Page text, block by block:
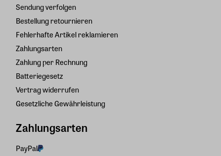
Sendung verfolgen
Bestellung retournieren
Fehlerhafte Artikel reklamieren
Zahlungsarten
Zahlung per Rechnung
Batteriegesetz
Vertrag widerrufen
Gesetzliche Gewährleistung
Zahlungsarten
PayPal